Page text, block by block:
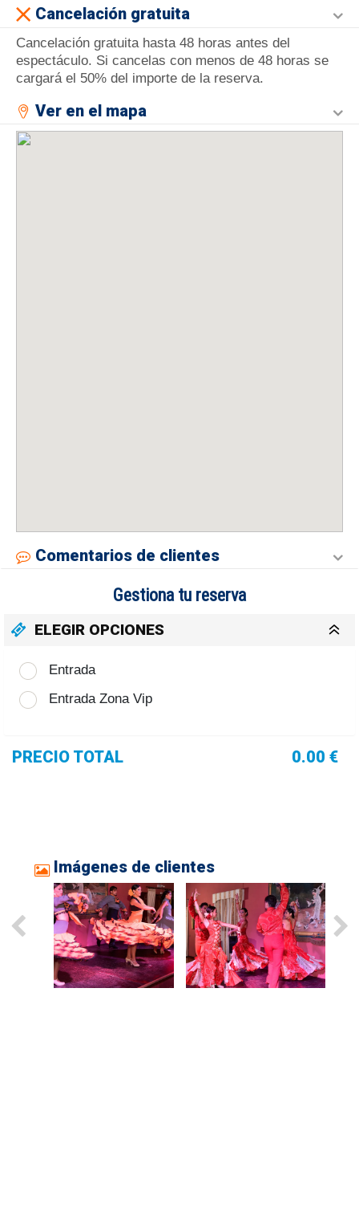
Cancelación gratuita
Cancelación gratuita hasta 48 horas antes del
espectáculo. Si cancelas con menos de 48 horas se
cargará el 50% del importe de la reserva.
Ver en el mapa
Comentarios de clientes
Gestiona tu reserva
ELEGIR OPCIONES
Entrada
Entrada Zona Vip
PRECIO TOTAL 0.00 €
Imágenes de clientes